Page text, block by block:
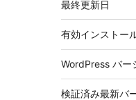
最終更新日
有効インストー
WordPress バー
検証済み最新バ